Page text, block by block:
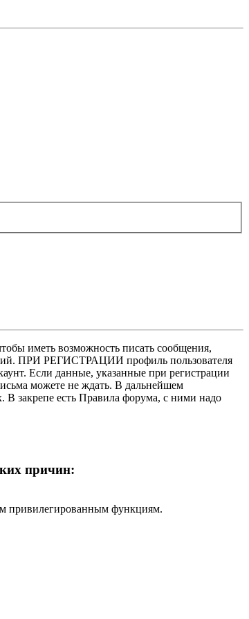
иметь возможность писать сообщения,
ПРИ РЕГИСТРАЦИИ профиль пользователя
Если данные, указанные при регистрации
можете не ждать. В дальнейшем
В закрепе есть Правила форума, с ними надо
причин:
привилегированным функциям.